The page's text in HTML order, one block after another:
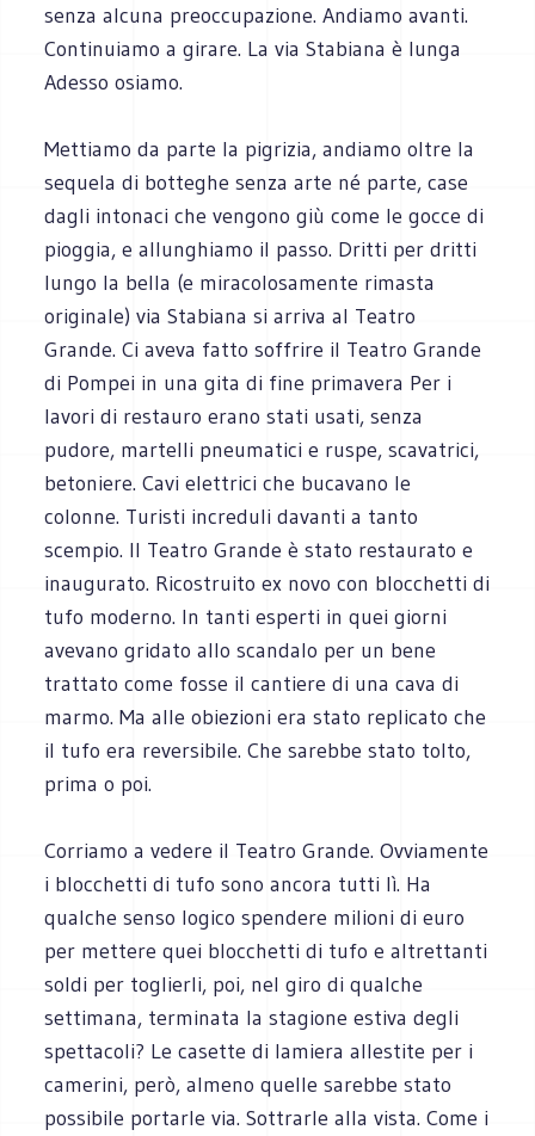
senza alcuna preoccupazione. Andiamo avanti.
Continuiamo a girare. La via Stabiana è lunga
Adesso osiamo.
Mettiamo da parte la pigrizia, andiamo oltre la
sequela di botteghe senza arte né parte, case
dagli intonaci che vengono giù come le gocce di
pioggia, e allunghiamo il passo. Dritti per dritti
lungo la bella (e miracolosamente rimasta
originale) via Stabiana si arriva al Teatro
Grande. Ci aveva fatto soffrire il Teatro Grande
di Pompei in una gita di fine primavera Per i
lavori di restauro erano stati usati, senza
pudore, martelli pneumatici e ruspe, scavatrici,
betoniere. Cavi elettrici che bucavano le
colonne. Turisti increduli davanti a tanto
scempio. Il Teatro Grande è stato restaurato e
inaugurato. Ricostruito ex novo con blocchetti di
tufo moderno. In tanti esperti in quei giorni
avevano gridato allo scandalo per un bene
trattato come fosse il cantiere di una cava di
marmo. Ma alle obiezioni era stato replicato che
il tufo era reversibile. Che sarebbe stato tolto,
prima o poi.
Corriamo a vedere il Teatro Grande. Ovviamente
i blocchetti di tufo sono ancora tutti lì. Ha
qualche senso logico spendere milioni di euro
per mettere quei blocchetti di tufo e altrettanti
soldi per toglierli, poi, nel giro di qualche
settimana, terminata la stagione estiva degli
spettacoli? Le casette di lamiera allestite per i
camerini, però, almeno quelle sarebbe stato
possibile portarle via. Sottrarle alla vista. Come i